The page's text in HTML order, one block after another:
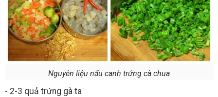
Nguyên liệu nấu canh trứng cà chua
- 2-3 quả trứng gà ta